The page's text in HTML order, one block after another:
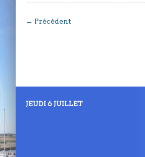
← Précédent
JEUDI 6 JUILLET